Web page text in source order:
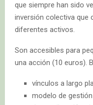
que siempre han sido
inversión colectiva que
diferentes activos.
Son accesibles para
una acción (10 euros).
vínculos a largo
modelo de